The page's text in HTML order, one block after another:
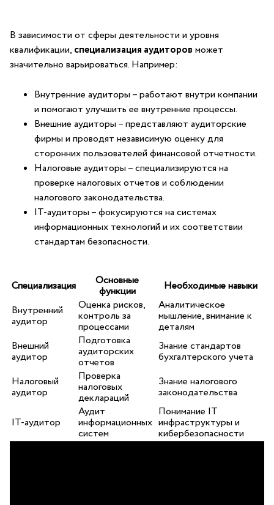
В зависимости от сферы деятельности и уровня
квалификации, специализация аудиторов может
⁢значительно варьироваться. Например:
Внутренние‌ аудиторы – работают внутри компании
и помогают улучшить⁢ ее внутренние процессы.
Внешние аудиторы⁤ – ⁤представляют аудиторские
фирмы и проводят независимую оценку для
сторонних пользователей финансовой отчетности.
Налоговые аудиторы – специализируются на
проверке налоговых‌ отчетов и‍ соблюдении
налогового законодательства.
IT-аудиторы – фокусируются ‍на системах
⁢информационных технологий и их соответствии
стандартам безопасности.
Специализация Основные
⁢функции
Необходимые⁢ навыки
Внутренний
аудитор
Оценка рисков,
контроль за
процессами
Аналитическое
мышление, внимание к
деталям
Внешний
аудитор
Подготовка
аудиторских
отчетов
Знание стандартов
бухгалтерского⁣ учета
Налоговый
аудитор
Проверка
налоговых
деклараций
Знание налогового
законодательства
IT-аудитор
Аудит
информационных
систем
Понимание IT
инфраструктуры и
кибербезопасности